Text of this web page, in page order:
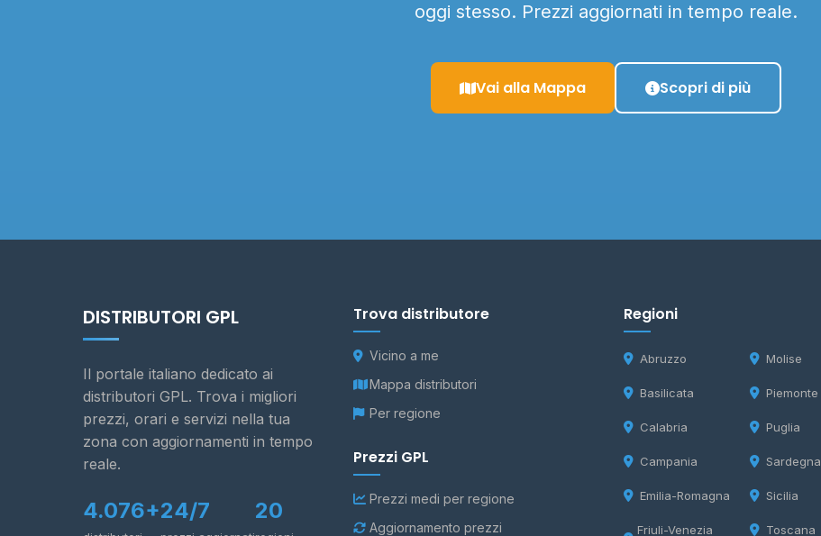
oggi stesso. Prezzi aggiornati in tempo reale.
Vai alla Mappa Scopri di più
DISTRIBUTORI GPL
Il portale italiano dedicato ai
distributori GPL. Trova i migliori
prezzi, orari e servizi nella tua
zona con aggiornamenti in tempo
reale.
4.076+24/7 20
Trova distributore
Vicino a me
Mappa distributori
Per regione
Prezzi GPL
Prezzi medi per regione
Aggiornamento prezzi
Regioni
Abruzzo
Basilicata
Calabria
Campania
Emilia-Romagna
Friuli-Venezia
Molise
Piemonte
Puglia
Sardegna
Sicilia
Toscana